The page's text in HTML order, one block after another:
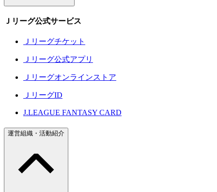
Ｊリーグ公式サービス
Ｊリーグチケット
Ｊリーグ公式アプリ
Ｊリーグオンラインストア
ＪリーグID
J.LEAGUE FANTASY CARD
運営組織・活動紹介